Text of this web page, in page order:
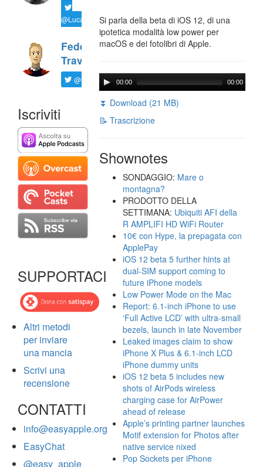
@LucaTNT
Federico
Travaini
@ftrava
Iscriviti
SUPPORTACI
Altri metodi
per inviare
una mancia
Scrivi una
recensione
CONTATTI
info@easyapple.org
EasyChat
@easy_apple
Si parla della beta di iOS 12, di una
ipotetica modalità low power per
macOS e dei fotolibri di Apple.
00:00 00:00
⏬ Download (21 MB)
📝 Trascrizione
Shownotes
SONDAGGIO: Mare o
montagna?
PRODOTTO DELLA
SETTIMANA: Ubiquiti AFI della
R AMPLIFI HD WiFi Router
10€ con Hype, la prepagata con
ApplePay
iOS 12 beta 5 further hints at
dual-SIM support coming to
future iPhone models
Low Power Mode on the Mac
Report: 6.1-inch iPhone to use
‘Full Active LCD’ with ultra-small
bezels, launch in late November
Leaked images claim to show
iPhone X Plus & 6.1-inch LCD
iPhone dummy units
iOS 12 beta 5 includes new
shots of AirPods wireless
charging case for AirPower
ahead of release
Apple’s printing partner launches
Motif extension for Photos after
native service nixed
Pop Sockets per iPhone